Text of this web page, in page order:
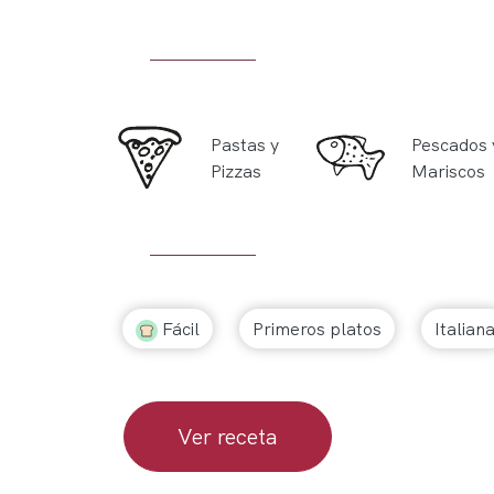
Pastas y
Pizzas
Pescados
Mariscos
Fácil Primeros platos Italiana
Ver receta